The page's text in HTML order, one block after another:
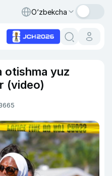
O‘zbekcha
otishma yuz
(video)